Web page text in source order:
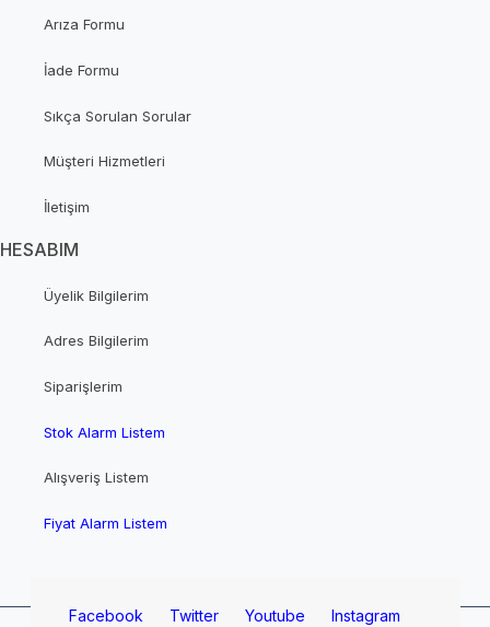
Arıza Formu
İade Formu
Sıkça Sorulan Sorular
Müşteri Hizmetleri
İletişim
HESABIM
Üyelik Bilgilerim
Adres Bilgilerim
Siparişlerim
Stok Alarm Listem
Alışveriş Listem
Fiyat Alarm Listem
Facebook Twitter Youtube Instagram